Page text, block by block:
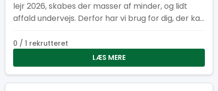
lejr 2026, skabes der masser af minder, og lidt
affald undervejs. Derfor har vi brug for dig, der kan
bæredygtig
0 / 1 rekrutteret
LÆS MERE